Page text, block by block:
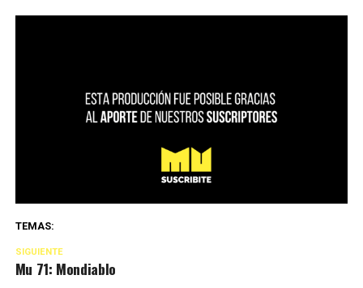
TEMAS:
SIGUIENTE
Mu 71: Mondiablo